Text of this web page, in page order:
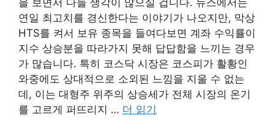
연일 최고치를 경신한다는 이야기가 나오지만, 막상
HTS를 켜서 보유 종목을 들여다보면 계좌 수익률이
지수 상승분을 따라가지 못해 답답함을 느끼는 경우
가 많습니다. 특히 코스닥 시장은 코스피가 활황인
와중에도 상대적으로 소외된 느낌을 지울 수 없는
데, 이는 대형주 위주의 상승세가 전체 시장의 온기
를 고르게 퍼뜨리지 … 더 읽기